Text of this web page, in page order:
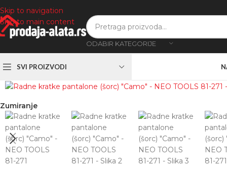
Skip to navigation
Skip to main content
ODABIR KATEGORIJE
SVI PROIZVODI
Zumiranje